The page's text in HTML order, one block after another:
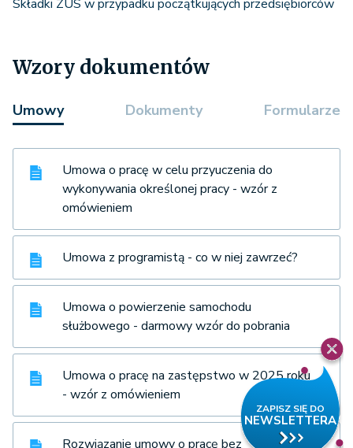
Składki ZUS w przypadku początkujących przedsiębiorców
Wzory dokumentów
Umowy Dokumenty Formularze
Umowa o pracę w celu przyuczenia do
wykonywania określonej pracy - wzór z
omówieniem
Umowa z programistą - co w niej zawrzeć?
Umowa o powierzenie samochodu
służbowego - darmowy wzór do pobrania
Umowa o pracę na zastępstwo w 2025 roku
- wzór z omówieniem
Rozwiązanie umowy o pracę bez